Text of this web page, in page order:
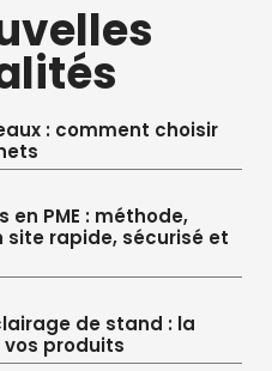
: comment choisir
en PME : méthode,
site rapide, sécurisé et
de stand : la
produits